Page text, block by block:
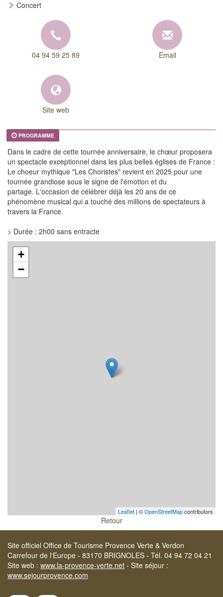
Concert
04 94 59 25 89 Email
Site web
PROGRAMME
Dans le cadre de cette tournée anniversaire, le chœur proposera
un spectacle exceptionnel dans les plus belles églises de France :
Le choeur mythique "Les Choristes" revient en 2025 pour une
tournée grandiose sous le signe de l'émotion et du
partage. L'occasion de célébrer déjà les 20 ans de ce
phénomène musical qui a touché des millions de spectateurs à
travers la France.
> Durée : 2h00 sans entracte
+
−
Leaflet | ©OpenStreetMapcontributors
Retour
Site officiel Office de Tourisme Provence Verte & Verdon
Carrefour de l'Europe - 83170 BRIGNOLES - Tél. 04 94 72 04 21
Site web : www.la-provence-verte.net - Site séjour :
www.sejourprovence.com